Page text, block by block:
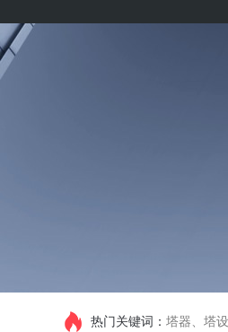
热门关键词： 塔器、塔